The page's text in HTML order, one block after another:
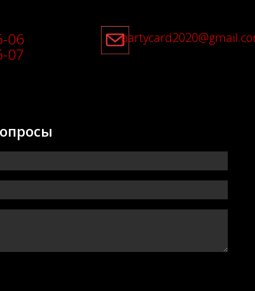
06
07